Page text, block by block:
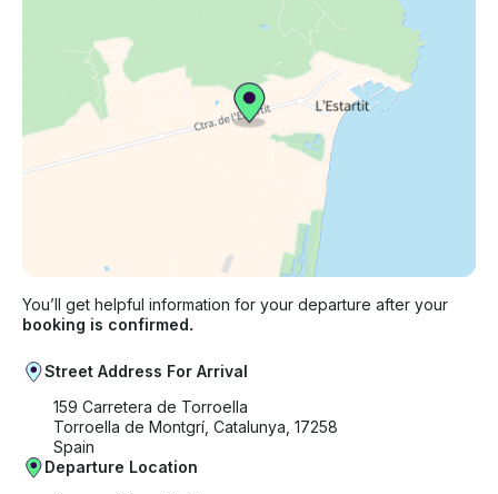
You’ll get helpful information for your departure after your
booking is confirmed.
Street Address For Arrival
159 Carretera de Torroella
Torroella de Montgrí, Catalunya, 17258
Spain
Departure Location